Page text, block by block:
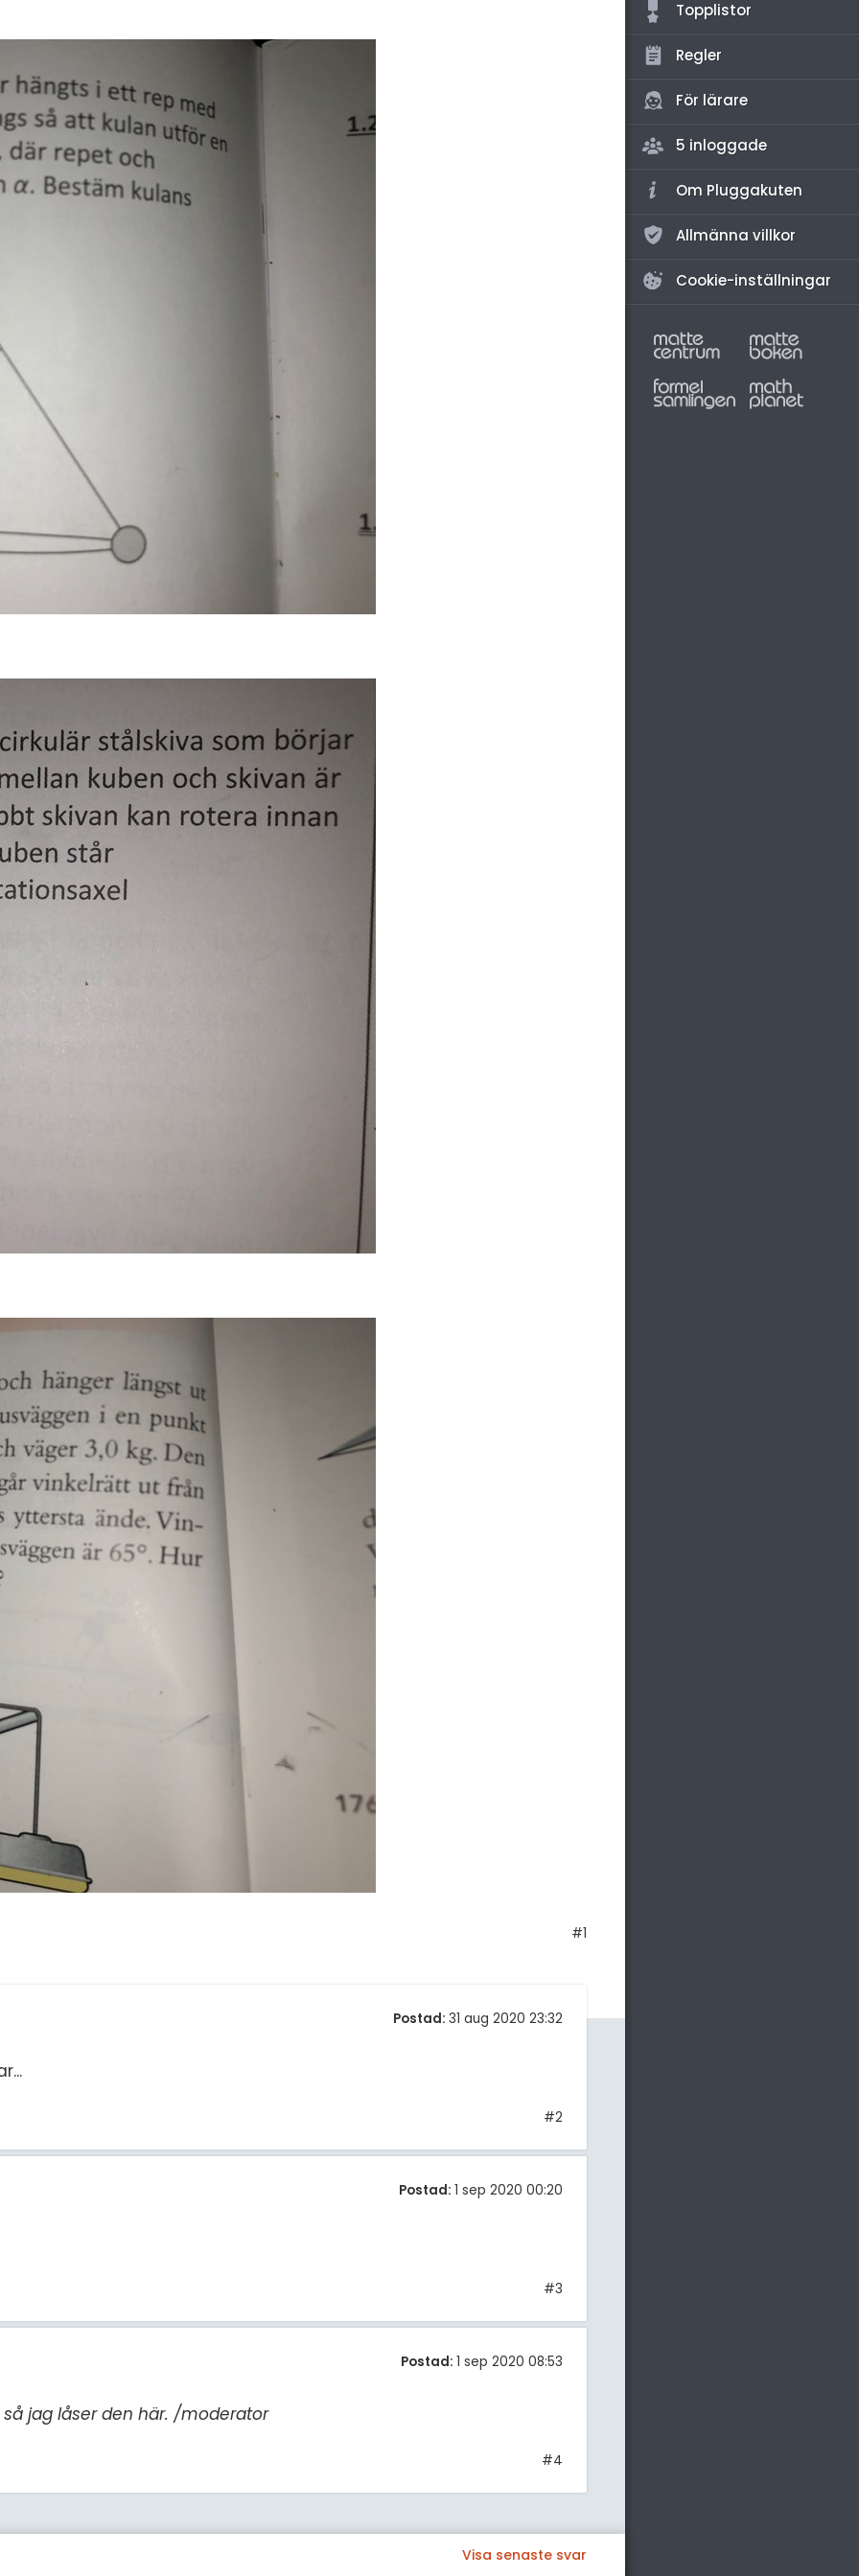
#1
Postad: 31 aug 2020 23:32
#2
Postad: 1 sep 2020 00:20
#3
Postad: 1 sep 2020 08:53
jag låser den här. /moderator
#4
Visa senaste svar
Topplistor
Regler
För lärare
5 inloggade
Om Pluggakuten
Allmänna villkor
Cookie-inställningar